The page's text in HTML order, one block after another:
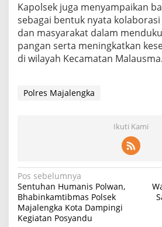
Kapolsek juga menyampaikan
sebagai bentuk nyata
dan masyarakat dalam
pangan serta meningkatkan
di wilayah Kecamatan Malausma.
Polres Majalengka
Ikuti Kami
Navigasi
pos
Pos sebelumnya
Sentuhan Humanis Polwan,
Bhabinkamtibmas Polsek
Majalengka Kota Dampingi
Kegiatan Posyandu